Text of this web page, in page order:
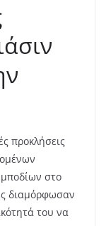
προκλήσεις
στο
διαμόρφωσαν
του να